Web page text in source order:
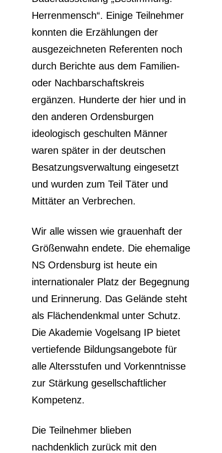
Herrenmensch“. Einige Teilnehmer
konnten die Erzählungen der
ausgezeichneten Referenten noch
durch Berichte aus dem Familien-
oder Nachbarschaftskreis
ergänzen. Hunderte der hier und in
den anderen Ordensburgen
ideologisch geschulten Männer
waren später in der deutschen
Besatzungsverwaltung eingesetzt
und wurden zum Teil Täter und
Mittäter an Verbrechen.
Wir alle wissen wie grauenhaft der
Größenwahn endete. Die ehemalige
NS Ordensburg ist heute ein
internationaler Platz der Begegnung
und Erinnerung. Das Gelände steht
als Flächendenkmal unter Schutz.
Die Akademie Vogelsang IP bietet
vertiefende Bildungsangebote für
alle Altersstufen und Vorkenntnisse
zur Stärkung gesellschaftlicher
Kompetenz.
Die Teilnehmer blieben
nachdenklich zurück mit den